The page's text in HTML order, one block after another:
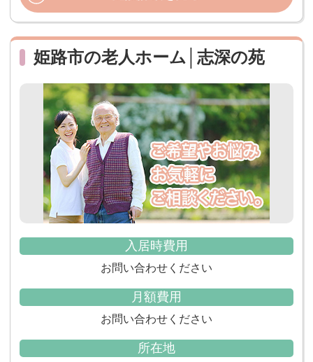
姫路市の老人ホーム│志深の苑
入居時費用
お問い合わせください
月額費用
お問い合わせください
所在地